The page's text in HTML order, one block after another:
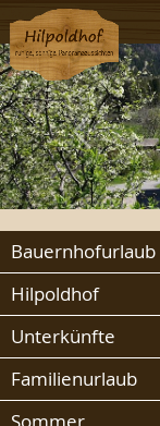
Bauernhofurlaub
Hilpoldhof
Unterkünfte
Familienurlaub
Sommer